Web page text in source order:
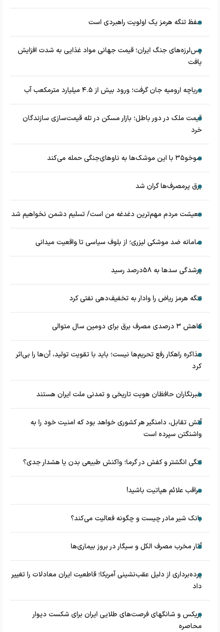
حفظ تنگه هرمز یک اولویت راهبردی است
پس‌لرزه‌های جنگ ایران؛ قیمت جهانی مواد غذایی به شدت افزایش
یافت
دریاچه ارومیه جان گرفت؛ ورود بیش از ۴.۵ میلیارد مترمکعب آب
قیمت ملک در دور باطل؛ بازار مسکن در تله قیمت‌سازی سازندگان
خرد
سوخو۳۵ با این موشک‌ها به ناوهای‌جنگی حمله می‌کند
برق پرمصرف‌ها گران شد
معیشت مردم مهم‌ترین دغدغه من است/ تسلیم دشمن نخواهیم شد
سامانه ضد موشکی لیزری؛ از بلوف سیاسی تا واقعیت میدانی
پرشدگی سدها به ۵۸درصد رسید
تنگه هرمز ریاض را وادار به تخفیف‌دهی نفتی کرد
کاهش ۳ درصدی مصرف برق برای دومین سال متوالی
مذاکره راهکار رفع تحریم‌ها نیست؛ باید با تقویت تولید، آن‌ها را بی‌اثر
کرد
خبرنگاران حافظان هویت تاریخی و تمدنی ملت ایران هستند
آتش تقابل، دامنگیر هر کشوری خواهد بود که امنیت خود را به
واشنگتن سپرده است
تنگی انگشتر و کفش در گرما؛ واکنش طبیعی بدن یا هشدار جدی؟
مراقب علائم هپاتیت باشید!
بانک شیر مادر چیست و چگونه فعالیت می‌کند؟
آثار مخرب مصرف الکل و سیگار در بروز بیماری‌ها
پرده‌برداری از دلیل عقب‌نشینی آمریکا؛ قاطعیت ایران معادلات را تغییر
داد
بریکس و شانگهای فرصت‌های طلایی ایران برای شکست دیوار
محاصره